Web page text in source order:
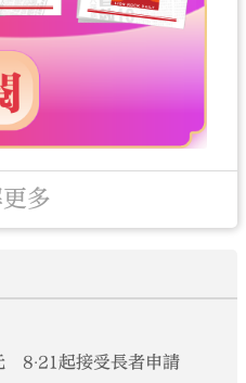
多
8‧21起接受長者申請